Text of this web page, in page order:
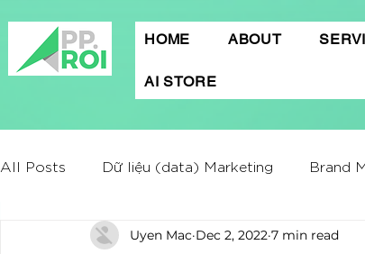
HOME ABOUT
AI STORE
All Posts Dữ liệu (data) Marketing Brand
Mobile App Marketing Affiliate Marketing
Uyen Mac Dec 2, 2022 7 min read